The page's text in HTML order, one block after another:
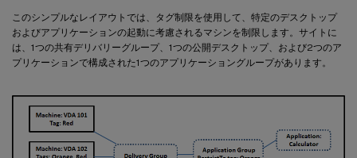
このシンプルなレイアウトでは、タグ制限を使用して、特定のデスクトップ
およびアプリケーションの起動に考慮されるマシンを制限します。サイトに
は、1つの共有デリバリーグループ、1つの公開デスクトップ、および2つのア
プリケーションで構成された1つのアプリケーショングループがあります。